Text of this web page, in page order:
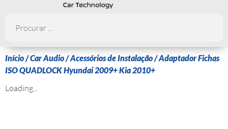
Início/Car Audio/Acessórios de Instalação/ Adaptador Fichas
ISO QUADLOCK Hyundai 2009+ Kia 2010+
Loading...